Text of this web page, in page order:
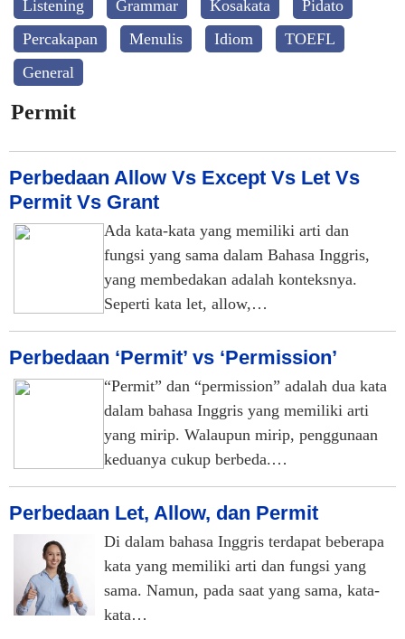
Listening Grammar Kosakata
Pidato
Percakapan
Menulis Idiom
TOEFL
General
Permit
Perbedaan Allow Vs Except Vs Let Vs
Permit Vs Grant
Ada kata-kata yang memiliki arti dan
fungsi yang sama dalam Bahasa Inggris,
yang membedakan adalah konteksnya.
Seperti kata let, allow,…
Perbedaan ‘Permit’ vs ‘Permission’
“Permit” dan “permission” adalah dua kata
dalam bahasa Inggris yang memiliki arti
yang mirip. Walaupun mirip, penggunaan
keduanya cukup berbeda.…
Perbedaan Let, Allow, dan Permit
Di dalam bahasa Inggris terdapat beberapa
kata yang memiliki arti dan fungsi yang
sama. Namun, pada saat yang sama, kata-
kata…